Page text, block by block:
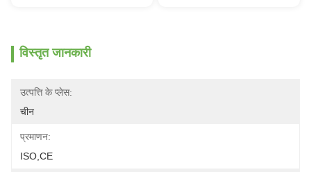
विस्तृत जानकारी
उत्पत्ति के प्लेस:
चीन
प्रमाणन:
ISO,CE